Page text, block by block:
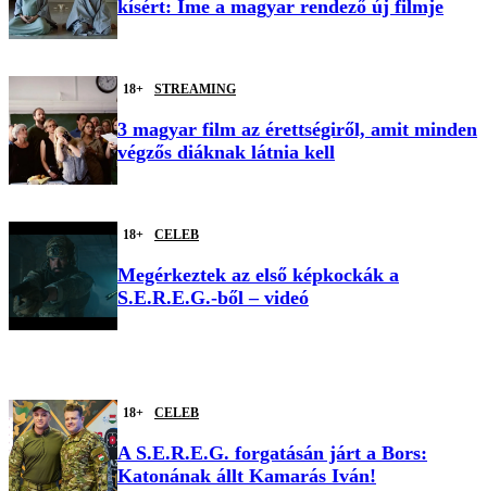
kísért: Íme a magyar rendező új filmje
18+ STREAMING
3 magyar film az érettségiről, amit minden
végzős diáknak látnia kell
18+ CELEB
Megérkeztek az első képkockák a
S.E.R.E.G.-ből – videó
18+ CELEB
A S.E.R.E.G. forgatásán járt a Bors:
Katonának állt Kamarás Iván!